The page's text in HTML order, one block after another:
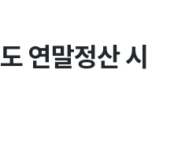
연말정산 시